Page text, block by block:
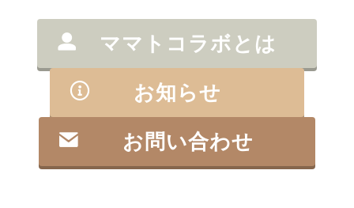
ママトコラボとは
お知らせ
お問い合わせ